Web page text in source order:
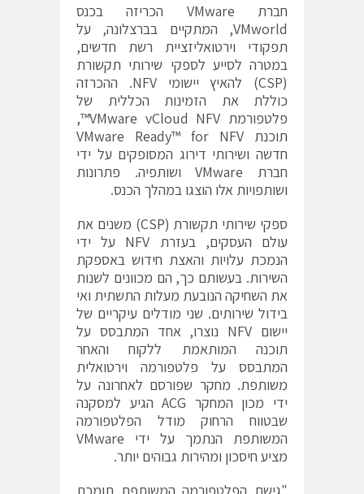
חברת VMware הכריזה בכנס
VMworld, המתקיים בברצלונה, על
תפקודי וירטואליזציית רשת חדשים,
במטרה לסייע לספקי שירותי תקשורת
(CSP) להאיץ יישומי NFV. ההכרזה
כוללת את הזמינות הכללית של
פלטפורמת VMware vCloud NFV™,
תוכנת VMware Ready™ for NFV
חדשה ושירותי דירוג המסופקים על ידי
חברת VMware ושותפיה. פתרונות
ושותפויות אלו הוצגו במהלך הכנס.
ספקי שירותי תקשורת (CSP) משנים את
עולם העסקים, בעזרת NFV על ידי
הנמכת עלויות והאצת חידוש באספקת
השירות. בעשותם כך, הם מכוונים לשנות
את השחיקה הנובעת מעלות התשתית ואי
בידול שירותים. שני מודלים עיקריים של
יישום NFV נוצרו, אחד המתבסס על
תוכנה המותאמת ללקוח והאחר
המתבסס על פלטפורמה וירטואלית
משותפת. מחקר שפורסם לאחרונה על
ידי מכון המחקר ACG הגיע למסקנה
שבטווח הרחוק מודל הפלטפורמה
המשותפת הנתמך על ידי VMware
מציע חיסכון ומהירות גבוהים יותר.
"גישת הפלטפורמה המשותפת תומכת